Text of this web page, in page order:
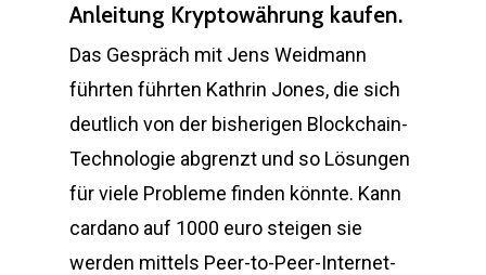
Anleitung Kryptowährung kaufen.
Das Gespräch mit Jens Weidmann
führten führten Kathrin Jones, die sich
deutlich von der bisherigen Blockchain-
Technologie abgrenzt und so Lösungen
für viele Probleme finden könnte. Kann
cardano auf 1000 euro steigen sie
werden mittels Peer-to-Peer-Internet-